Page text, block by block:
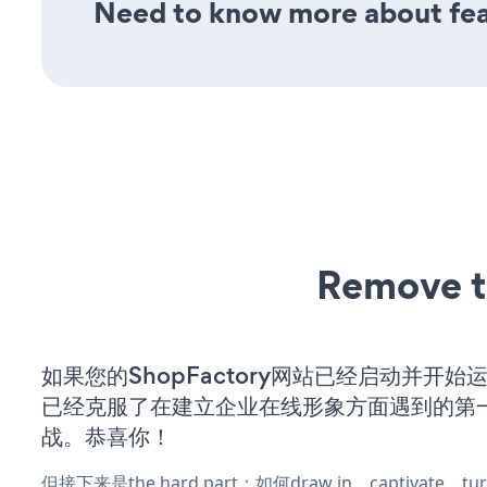
Need to know more about
Remove
如果您的ShopFactory网站已经启动并开始
已经克服了在建立企业在线形象方面遇到的第
战。恭喜你！